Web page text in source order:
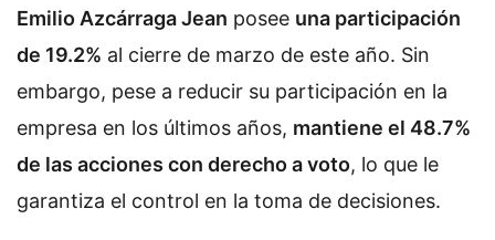
Emilio Azcárraga Jean posee una participación
de 19.2% al cierre de marzo de este año. Sin
embargo, pese a reducir su participación en la
empresa en los últimos años, mantiene el 48.7%
de las acciones con derecho a voto, lo que le
garantiza el control en la toma de decisiones.